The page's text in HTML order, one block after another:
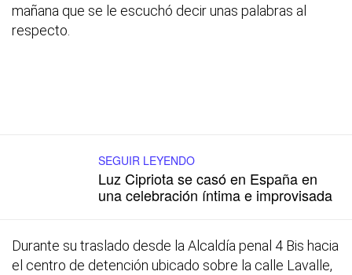
mañana que se le escuchó decir unas palabras al
respecto.
SEGUIR LEYENDO
Luz Cipriota se casó en España en
una celebración íntima e improvisada
Durante su traslado desde la Alcaldía penal 4 Bis hacia
el centro de detención ubicado sobre la calle Lavalle,